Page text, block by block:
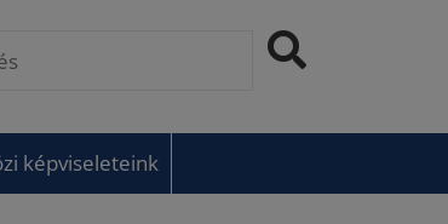
képviseleteink